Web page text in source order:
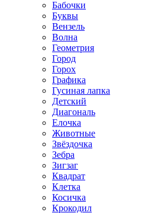
Бабочки
Буквы
Вензель
Волна
Геометрия
Город
Горох
Графика
Гусиная лапка
Детский
Диагональ
Елочка
Животные
Звёздочка
Зебра
Зигзаг
Квадрат
Клетка
Косичка
Крокодил